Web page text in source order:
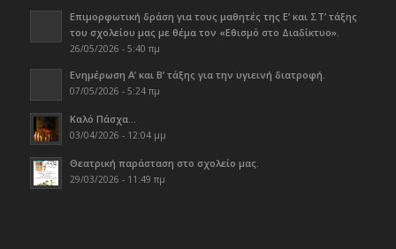
Επιμορφωτική δράση για τους μαθητές της Ε’ και ΣΤ’ τάξης
του σχολείου μας με θέμα τον «Εθισμό στο Διαδίκτυο».
26/05/2026 - 5:40 πμ
Ενημέρωση Α’ και Β’ τάξης για την υγιεινή διατροφή.
07/05/2026 - 5:24 πμ
Καλό Πάσχα…
03/04/2026 - 12:04 μμ
Θεατρική παράσταση στο σχολείο μας.
29/03/2026 - 11:49 πμ